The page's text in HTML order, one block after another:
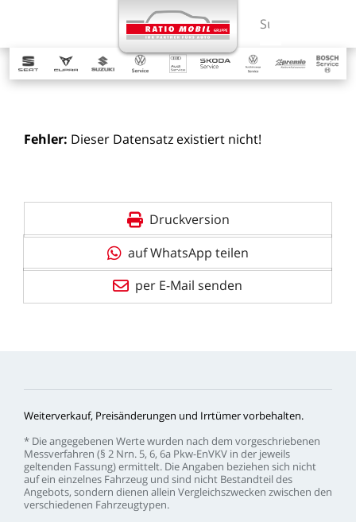
Suchbegriff
Fehler: Dieser Datensatz existiert nicht!
Druckversion
auf WhatsApp teilen
per E-Mail senden
Weiterverkauf, Preisänderungen und Irrtümervorbehalten.
* Dieangegebenen Wertewurden nach dem vorgeschriebenen
Messverfahren (§ 2 Nrn. 5, 6, 6a Pkw-EnVKV in der jeweils
geltenden Fassung)ermittelt. DieAngaben beziehen sich nicht
aufein einzelnes Fahrzeug und sind nicht Bestandteildes
Angebots, sondern dienen allein Vergleichszwecken zwischen den
verschiedenen Fahrzeugtypen.